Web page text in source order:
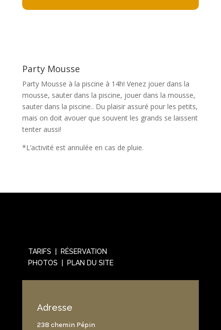
Party Mousse
Party Mousse à la piscine à 14h! Venez jouer dans la
mousse, sauter dans la piscine, jouer dans la mousse,
sauter dans la piscine.. Du plaisir assuré pour les petits,
mais on doit avouer que souvent les grands se laissent
tenter aussi!
*L’activité est annulée en cas de pluie.
TARIFS | RÉSERVATION
PHOTOS | PLAN DU SITE
Adresse
238 chemin Pépin